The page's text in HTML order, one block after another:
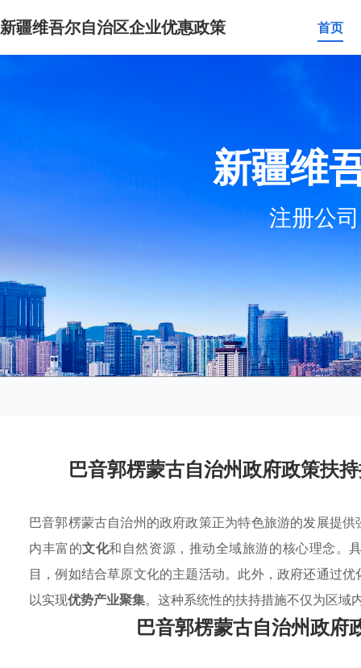
新疆维吾尔自治区企业优惠政策 首页
新疆维
注册公
巴音郭楞蒙古自治州政府政策扶
巴音郭楞蒙古自治州的政府政策正为特色旅游的发展提
内丰富的文化和自然资源，推动全域旅游的核心理念。
目，例如结合草原文化的主题活动。此外，政府还通过
以实现优势产业聚集。这种系统性的扶持措施不仅为区域
巴音郭楞蒙古自治州政府